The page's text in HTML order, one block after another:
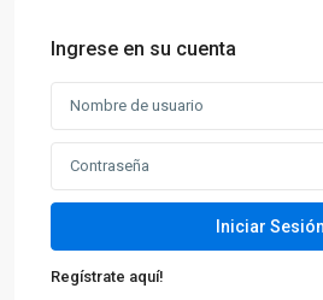
Ingrese en su cuenta
Iniciar Sesión
Regístrate aquí!